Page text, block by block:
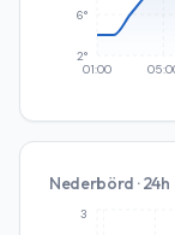
01:00
2°
6°
Nederbörd · 24h
3